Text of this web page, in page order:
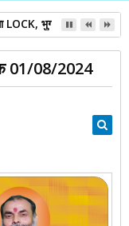
भुगतान के बाद इतनी
01/08/2024